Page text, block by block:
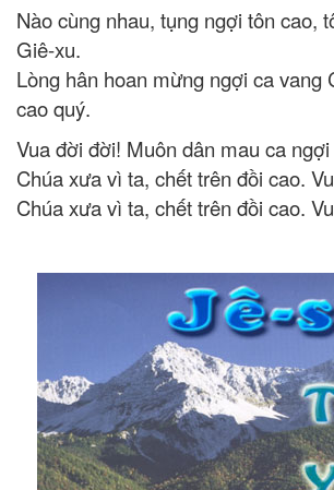
Nào cùng nhau, tụng ngợi tôn cao,
Giê-xu.
Lòng hân hoan mừng ngợi ca vang
cao quý.
Vua đời đời! Muôn dân mau ca ngợi
Chúa xưa vì ta, chết trên đồi cao.
Chúa xưa vì ta, chết trên đồi cao.